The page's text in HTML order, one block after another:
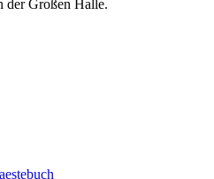
der Großen Halle.